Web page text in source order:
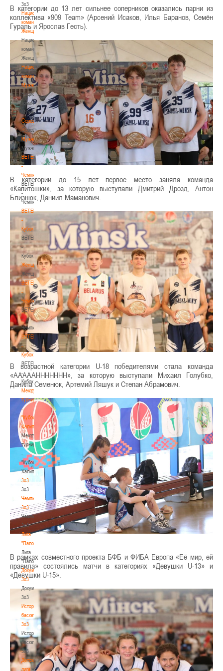
3х3
Национальная
команда.
Женщины
Национальная
команда.
Женщины
Национальная
команда.
Мужчины
Национальная
команда.
Мужчины
Соревнования
Соревнования
Мужчины
Мужчины
BETERA
-
Чемпионат
BETERA
-
Чемпионат
BETERA
-
Кубок
BETERA
-
Кубок
Женщины
Женщины
BETERA
-
Чемпионат
BETERA
-
Чемпионат
BETERA
-
Кубок
BETERA
-
Кубок
Международный
турнир
-
"Кубок
Халипского"
Международный
турнир
-
"Кубок
Халипского"
3x3
3x3
Чемпионат
3х3
Чемпионат
3х3
Лига
"Палова"
Лига
"Палова"
Документы
3х3
Документы
3х3
История
баскетбола
3х3
История
баскетбола
3х3
Детская
лига
В категории до 13 лет сильнее соперников оказались парни из
коллектива «909 Team» (Арсений Исаков, Илья Баранов, Семён
Гураль и Ярослав Гесть).
В категории до 15 лет первое место заняла команда
«Капитошки», за которую выступали Дмитрий Дрозд, Антон
Близнюк, Даниил Маманович.
В возрастной категории U-18 победителями стала команда
«AAAAAHHHHHHH», за которую выступали Михаил Голубко,
Данила Семенюк, Артемий Ляшук и Степан Абрамович.
В рамках совместного проекта БФБ и ФИБА Европа «Её мир, ей
правила» состоялись матчи в категориях «Девушки U-13» и
«Девушки U-15».